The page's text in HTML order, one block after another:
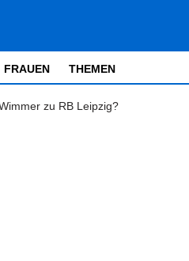
FRAUEN THEMEN
zu RB Leipzig?